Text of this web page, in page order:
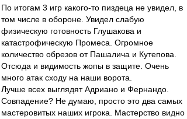
По итогам 3 игр какого-то пиздеца не увидел, в
том числе в обороне. Увидел слабую
физическую готовность Глушакова и
катастрофическую Промеса. Огромное
количество обрезов от Пашалича и Кутепова.
Отсюда и видимость жопы в защите. Очень
много атак сходу на наши ворота.
Лучше всех выглядят Адриано и Фернандо.
Совпадение? Не думаю, просто это два самых
мастеровитых наших игрока. Мастерство видно